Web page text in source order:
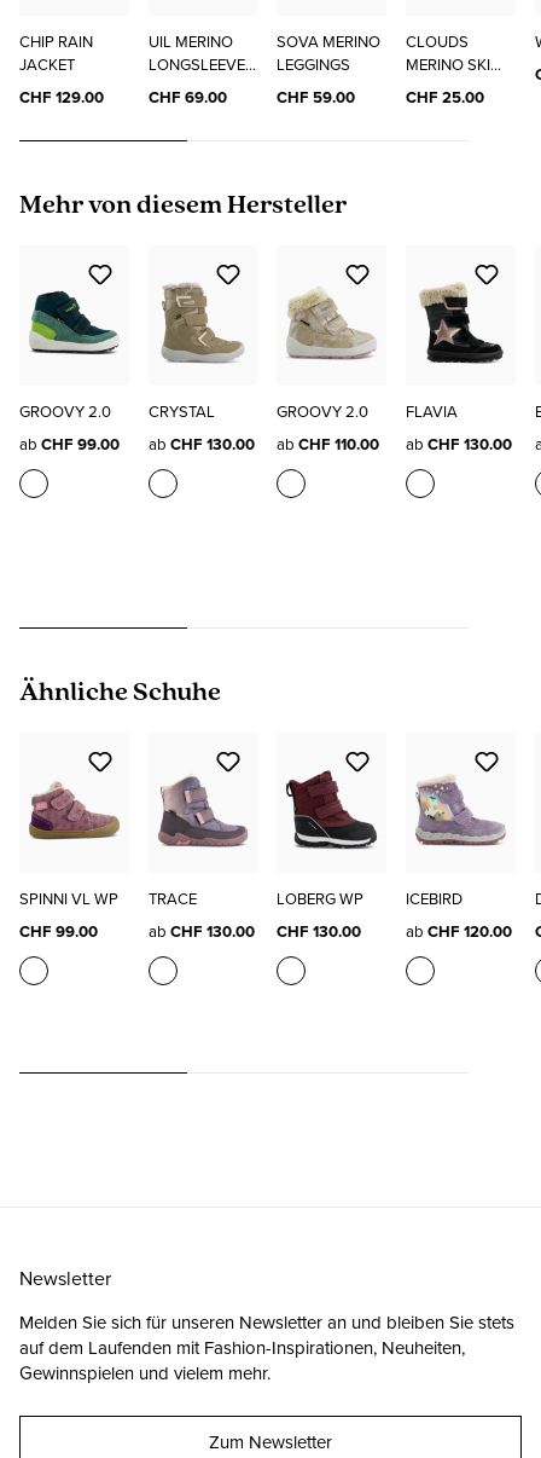
CHIP RAIN
JACKET
CHF 129.00
UIL MERINO
LONGSLEEVE
"ELO"
CHF 69.00
SOVA MERINO
LEGGINGS
CHF 59.00
CLOUDS
MERINO SKI
SOCKS
CHF 25.00
Produktgalerie überspringen
Mehr von diesem Hersteller
GROOVY 2.0
ab CHF 99.00
CRYSTAL
ab CHF 130.00
GROOVY 2.0
abCHF 110.00
FLAVIA
ab CHF 130.00
Produktgalerie überspringen
Ähnliche Schuhe
SPINNI VL WP
CHF 99.00
TRACE
ab CHF 130.00
LOBERG WP
CHF 130.00
ICEBIRD
ab CHF 120.00
Newsletter
Melden Sie sich für unseren Newsletter an und bleiben Sie stets
auf dem Laufenden mit Fashion-Inspirationen, Neuheiten,
Gewinnspielen und vielem mehr.
Zum Newsletter